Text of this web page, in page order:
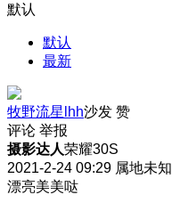
默认
默认
最新
牧野流星lhh沙发 赞
评论 举报
摄影达人荣耀30S
2021-2-24 09:29 属地未知
漂亮美美哒